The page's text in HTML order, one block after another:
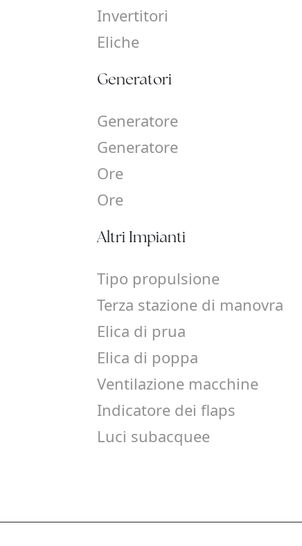
Invertitori
Eliche
Generatori
Generatore
Generatore
Ore
Ore
Altri Impianti
Tipo propulsione
Terza stazione di manovra
Elica di prua
Elica di poppa
Ventilazione macchine
Indicatore dei flaps
Luci subacquee